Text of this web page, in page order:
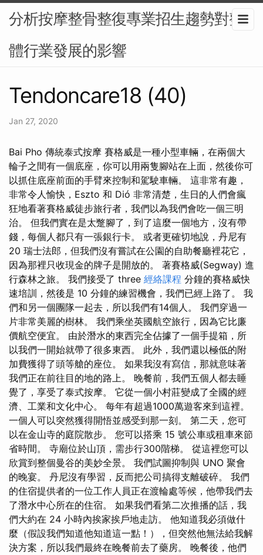
分析按摩整骨整復專業招生趨勢對整
體行業發展的影響
Tendoncare18 (40)
Jan 27, 2020
Bai Pho 傳統泰式按摩 賽格威是一種小型車輛，在兩個大
輪子之間有一個底座，你可以用兩隻腳站在上面，然後你可
以抓住底座前面的手臂來控制和駕駛車輛。 這非常有趣，
非常令人愉快，Eszto 和 Dió 非常清楚，生日的人們會瘋
狂地看著賽格威徒步旅行者，我們以為我們會吃一個三明
治。 但我們實在是太蹩腳了，到了這麼一個地方，沒有帶
錢，每個人都只有一張銀行卡。 或者更確切地說，丹尼有
20 瑞士法郎，但我們沒有嘗試在公園的自助餐廳裡花它，
因為那裡只收現金的牌子是開放的。 著賽格威(Segway) 進
行森林之旅。 我們接受了 three 經絡課程 分鐘的賽格威快
速培訓，然後是 10 分鐘的練習機會，我們已經上路了。 我
們和另一個團隊一起去，所以我們有14個人。 我們穿過一
片非常美麗的樹林。 我們乘坐英國航空旅行，因為它比廉
價航空便宜。 由於潛水的東西完全佔據了一個手提箱，所
以我們一開始就帶了很多東西。 此外，我們還以極低的附
加費獲得了頭等艙的座位。 如果我沒有寫信，那就意味著
我們正在前往目的地的路上。 晚餐前，我們五個人都去睡
覺了，享受了泰式按摩。 它從一個小村莊變成了全國的經
濟、工業和文化中心。 每年有超過1000萬遊客來到這裡。
一個人可以突然獲得開悟並感受到那一刻。 第二天，您可
以在金山寺的庭院散步。 您可以搭乘 15 號公車或租車來節
省時間。 寺廟位於山頂，需步行300階梯。 從這裡您可以
欣賞到整個曼谷的美妙全景。 我們試圖抑制與 UNO 聚會
的晚宴。 丹尼沒有學習，反而把公司搞得支離破碎。 我們
的住宿提供者的一位工作人員正在渡輪處等候，他帶我們去
了潛水中心所在的住宿。 如果我們看第二次推播的話，我
們大約在 24 小時內挨家挨戶地走訪。 他知道我必須做什
麼（假設我們知道他知道這一點！），但突然他無法給我解
決方案，所以我們最終在晚餐前去了藥房。 晚餐後，他們